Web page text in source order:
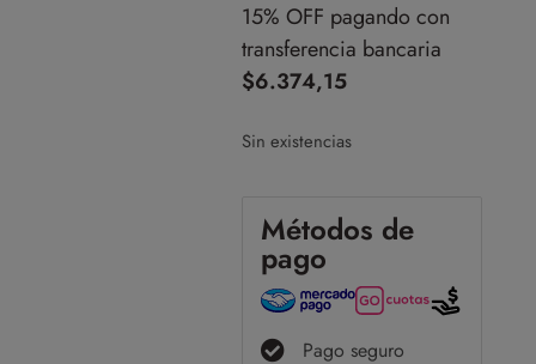
15% OFF pagando con
transferencia bancaria
$6.374,15
Sin existencias
Métodos de
pago
Pago seguro